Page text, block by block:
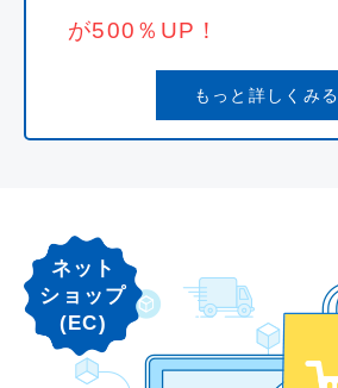
が500％UP！
もっと詳しくみる
ネット
ショップ
(EC)